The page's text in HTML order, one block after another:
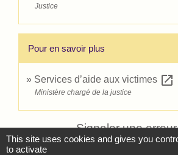
Justice
Pour en savoir plus
Services d’aide aux victimes open_in_new
Ministère chargé de la justice
Signaler une
This site uses cookies and gives you
to activate